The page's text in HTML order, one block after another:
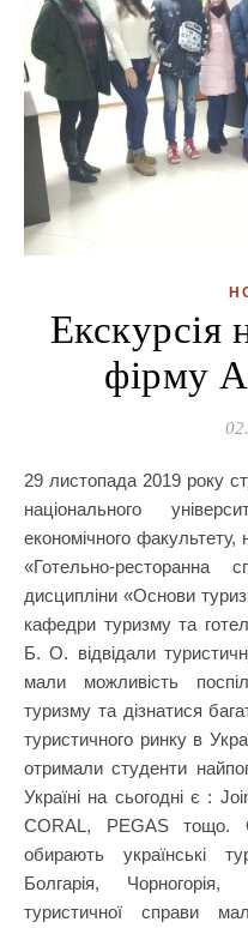
Екскурсія
фірму
29 листопада 2019 року студенти Кам’янець-Подільського
національного
економічного факультету,
«Готельно-
дисципліни «Основи
кафедри туризму та
Б. О. відвідали
мали можливість
туризму та дізнатися
туристичного ринку в
отримали студенти
Україні на сьогодні є :
CORAL, PEGAS тощо.
обирають українські
Болгарія,
туристичної справи